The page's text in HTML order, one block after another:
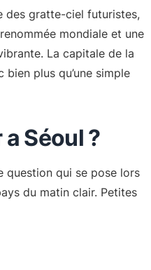
des gratte-ciel futuristes,
mondiale et une
La capitale de la
plus qu’une simple
Séoul ?
question qui se pose lors
du matin clair. Petites